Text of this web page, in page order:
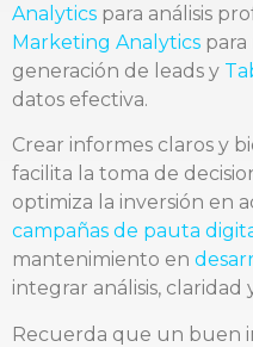
Analytics para análisis
Marketing Analytics para
generación de leads y
datos efectiva.
Crear informes claros y
facilita la toma de
optimiza la inversión en
campañas de pauta
mantenimiento en
integrar análisis,
Recuerda que un buen